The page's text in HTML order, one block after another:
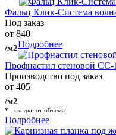
Фальц Клик-Система
Под заказ
от 840
/м2Подробнее
Профнастил стеновой
Производство под заказ
от 405
/м2
* - скидки от объема
Подробнее